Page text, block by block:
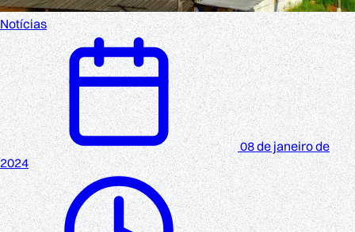
Notícias
08 de janeiro de
2024